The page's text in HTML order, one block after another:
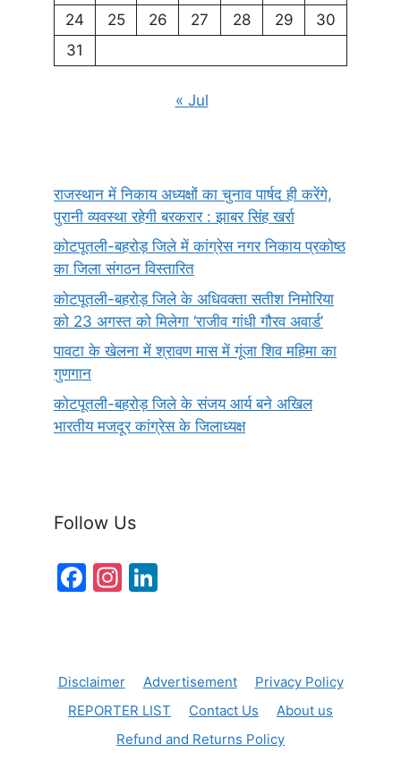
24
25 26 27 28 29
30
31
« Jul
राजस्थान में निकाय अध्यक्षों का चुनाव पार्षद ही करेंगे,
पुरानी व्यवस्था रहेगी बरकरार : झाबर सिंह खर्रा
कोटपूतली-बहरोड़ जिले में कांग्रेस नगर निकाय प्रकोष्ठ
का जिला संगठन विस्तारित
कोटपूतली-बहरोड़ जिले के अधिवक्ता सतीश निमोरिया
को 23 अगस्त को मिलेगा ‘राजीव गांधी गौरव अवार्ड’
पावटा के खेलना में श्रावण मास में गूंजा शिव महिमा का
गुणगान
कोटपूतली-बहरोड़ जिले के संजय आर्य बने अखिल
भारतीय मजदूर कांग्रेस के जिलाध्यक्ष
Follow Us
F
b
o
In
a
m
dI
n
Disclaimer Advertisement
Privacy Policy
REPORTER LIST
Contact Us
About us
Refund and Returns Policy